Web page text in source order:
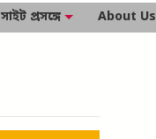
সাইট প্রসঙ্গে About Us